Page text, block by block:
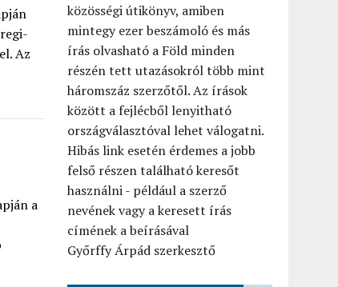
Az
a
közösségi útikönyv, amiben
mintegy ezer beszámoló és más
írás olvasható a Föld minden
részén tett utazásokról több mint
háromszáz szerzőtől. Az írások
között a fejlécből lenyitható
országválasztóval lehet válogatni.
Hibás link esetén érdemes a jobb
felső részen található keresőt
használni - például a szerző
nevének vagy a keresett írás
címének a beírásával
Győrffy Árpád szerkesztő